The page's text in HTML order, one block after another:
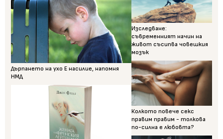
Дърпането на ухо Е насилие, напомня
НМД
Изследване:
съвременният начин на
живот съсипва човешкия
мозък
Колкото повече секс
правим правим - толкова
по-силна е любовта?